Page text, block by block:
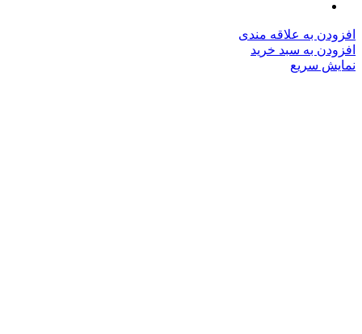
افزودن به علاقه مندی
افزودن به سبد خرید
نمایش سریع